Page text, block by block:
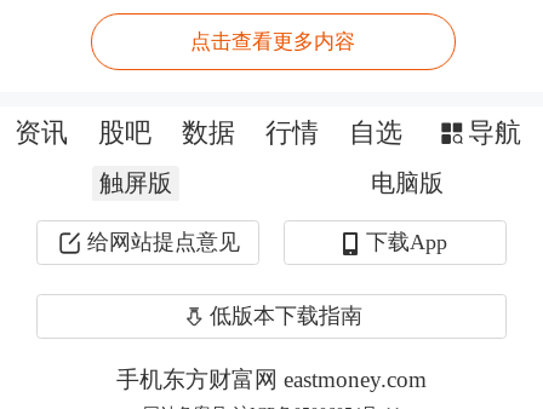
受访人士还认为，目前房地产
策底”已明确，“市场底”有望慢慢企
点击查看更多内容
资讯 股吧 数据 行情 自选 导航
触屏版 电脑版
给网站提点意见 下载App
低版本下载指南
手机东方财富网 eastmoney.com